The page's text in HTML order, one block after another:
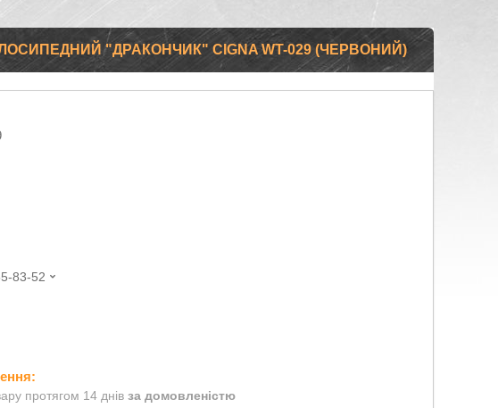
"ДРАКОНЧИК" CIGNA WT-029 (ЧЕРВОНИЙ)
83-52
протягом 14 днів за домовленістю